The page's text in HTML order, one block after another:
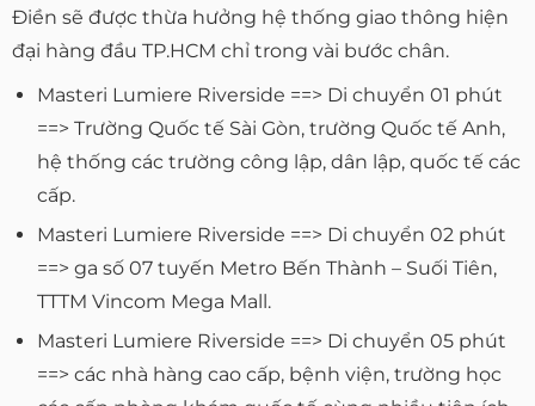
Điền sẽ được thừa hưởng hệ thống giao thông hiện
đại hàng đầu TP.HCM chỉ trong vài bước chân.
Masteri Lumiere Riverside ==> Di chuyển 01 phút
==> Trường Quốc tế Sài Gòn, trường Quốc tế Anh,
hệ thống các trường công lập, dân lập, quốc tế các
cấp.
Masteri Lumiere Riverside ==> Di chuyển 02 phút
==> ga số 07 tuyến Metro Bến Thành – Suối Tiên,
TTTM Vincom Mega Mall.
Masteri Lumiere Riverside ==> Di chuyển 05 phút
==> các nhà hàng cao cấp, bệnh viện, trường học